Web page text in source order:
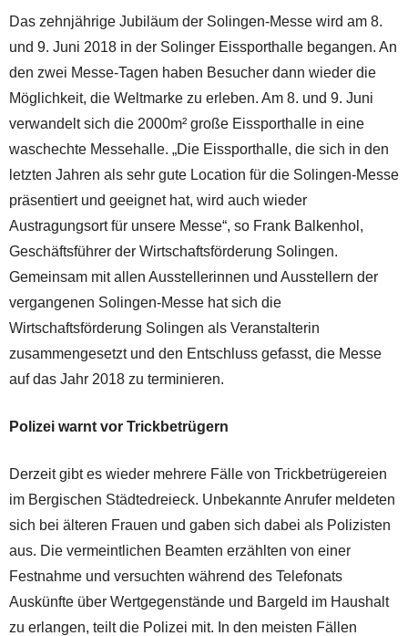
Das zehnjährige Jubiläum der Solingen-Messe wird am 8.
und 9. Juni 2018 in der Solinger Eissporthalle begangen. An
den zwei Messe-Tagen haben Besucher dann wieder die
Möglichkeit, die Weltmarke zu erleben. Am 8. und 9. Juni
verwandelt sich die 2000m² große Eissporthalle in eine
waschechte Messehalle. „Die Eissporthalle, die sich in den
letzten Jahren als sehr gute Location für die Solingen-Messe
präsentiert und geeignet hat, wird auch wieder
Austragungsort für unsere Messe“, so Frank Balkenhol,
Geschäftsführer der Wirtschaftsförderung Solingen.
Gemeinsam mit allen Ausstellerinnen und Ausstellern der
vergangenen Solingen-Messe hat sich die
Wirtschaftsförderung Solingen als Veranstalterin
zusammengesetzt und den Entschluss gefasst, die Messe
auf das Jahr 2018 zu terminieren.
Polizei warnt vor Trickbetrügern
Derzeit gibt es wieder mehrere Fälle von Trickbetrügereien
im Bergischen Städtedreieck. Unbekannte Anrufer meldeten
sich bei älteren Frauen und gaben sich dabei als Polizisten
aus. Die vermeintlichen Beamten erzählten von einer
Festnahme und versuchten während des Telefonats
Auskünfte über Wertgegenstände und Bargeld im Haushalt
zu erlangen, teilt die Polizei mit. In den meisten Fällen